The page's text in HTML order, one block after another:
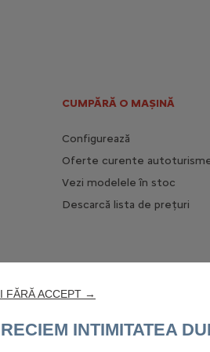
CUMPĂRĂ O MAȘINĂ
Configurează
Oferte curente
Vezi modelele în stoc
Descarcă lista de prețuri
FĂRĂ ACCEPT →
INTIMITATEA